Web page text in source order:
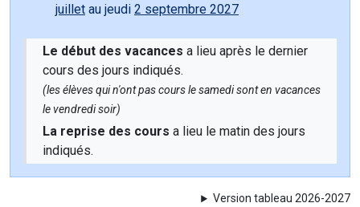
juillet au jeudi 2 septembre 2027
Le début des vacances a lieu après le dernier
cours des jours indiqués.
(les élèves qui n'ont pas cours le samedi sont en vacances
le vendredi soir)
La reprise des cours a lieu le matin des jours
indiqués.
Version tableau 2026-2027